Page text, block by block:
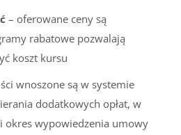
– oferowane ceny są
rabatowe pozwalają
koszt kursu
wnoszone są w systemie
dodatkowych opłat, w
okres wypowiedzenia umowy